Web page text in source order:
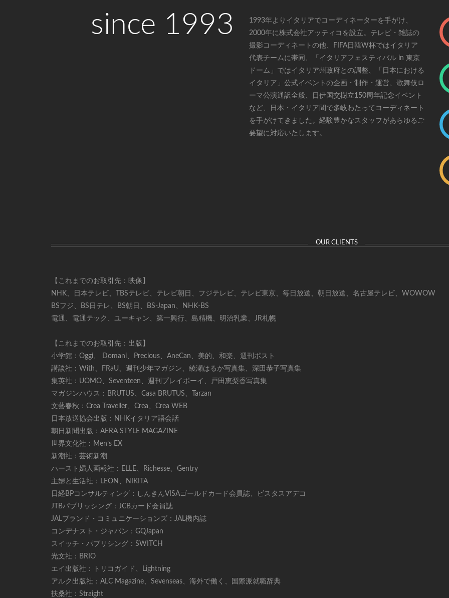
since 1993
1993年よりイタリアでコーディネーターを手がけ、
2000年に株式会社アッティコを設立。テレビ・雑誌の
撮影コーディネートの他、FIFA日韓W杯ではイタリア
代表チームに帯同、「イタリアフェスティバル in 東京
ドーム」ではイタリア州政府との調整、「日本における
イタリア」公式イベントの企画・制作・運営、歌舞伎ロ
ーマ公演通訳全般、日伊国交樹立150周年記念イベント
など、日本・イタリア間で多岐わたってコーディネート
を手がけてきました。経験豊かなスタッフがあらゆるご
要望に対応いたします。
OUR CLIENTS
【これまでのお取引先：映像】
NHK、日本テレビ、TBSテレビ、テレビ朝日、フジテレビ、テレビ東京、毎日放送、朝日放送、名古屋テレビ、WOWOW
BSフジ、BS日テレ、BS朝日、BS-Japan、NHK-BS
電通、電通テック、ユーキャン、第一興行、島精機、明治乳業、JR札幌
【これまでのお取引先：出版】
小学館：Oggi、 Domani、Precious、AneCan、美的、和楽、週刊ポスト
講談社：With、FRaU、週刊少年マガジン、綾瀬はるか写真集、深田恭子写真集
集英社：UOMO、Seventeen、週刊プレイボーイ、戸田恵梨香写真集
マガジンハウス：BRUTUS、Casa BRUTUS、Tarzan
文藝春秋：Crea Traveller、Crea、Crea WEB
日本放送協会出版：NHKイタリア語会話
朝日新聞出版：AERA STYLE MAGAZINE
世界文化社：Men’s EX
新潮社：芸術新潮
ハースト婦人画報社：ELLE、Richesse、Gentry
主婦と生活社：LEON、NIKITA
日経BPコンサルティング：しんきんVISAゴールドカード会員誌、ビスタスアデコ
JTBパブリッシング：JCBカード会員誌
JALブランド・コミュニケーションズ：JAL機内誌
コンデナスト・ジャパン：GQJapan
スイッチ・パブリシング：SWITCH
光文社：BRIO
エイ出版社：トリコガイド、Lightning
アルク出版社：ALC Magazine、Sevenseas、海外で働く、国際派就職辞典
扶桑社：Straight